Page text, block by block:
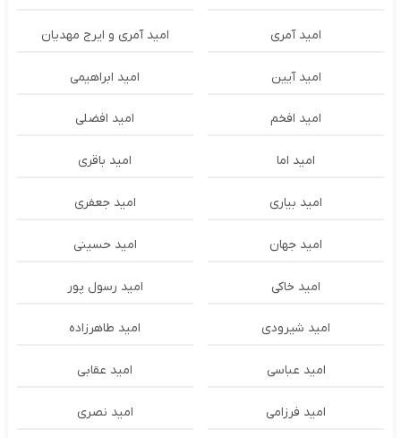
امید آمری امید آمری و ایرج مهدیان
امید آیین امید ابراهیمی
امید افخم امید افضلی
امید اما امید باقری
امید بیاری امید جعفری
امید جهان امید حسینی
امید خاکی امید رسول پور
امید شیرودی امید طاهرزاده
امید عباسی امید عقابی
امید فرزامی امید نصری